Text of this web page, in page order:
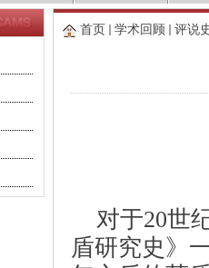
首页 学术回顾 评说
对于20世
盾研究史》